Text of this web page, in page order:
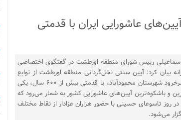
عاشورایی ایران با قدمتی
رییس شورای منطقه اورطشت در گفتگوی اختصاصی
بیان کرد: آیین سنتی نخل‌گردانی منطقه اورطشت از توابع
بخش سرخرود شهرستان محمودآباد، با قدمتی بیش از ۶۰۰ سال، یکی
و باشکوه‌ترین آیین‌های عاشورایی کشور به شمار می‌رود که
روز تاسوعای حسینی با حضور هزاران عزادار از نقاط مختلف
می‌شود.